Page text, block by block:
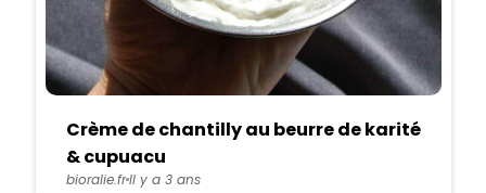
Crème de chantilly au beurre de karité
& cupuacu
bioralie.frIl y a 3 ans